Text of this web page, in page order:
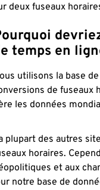
deux fuseaux
temps en
utilisons la base
de fuseaux
les données
plupart des autres
horaires.
et aux
notre base de